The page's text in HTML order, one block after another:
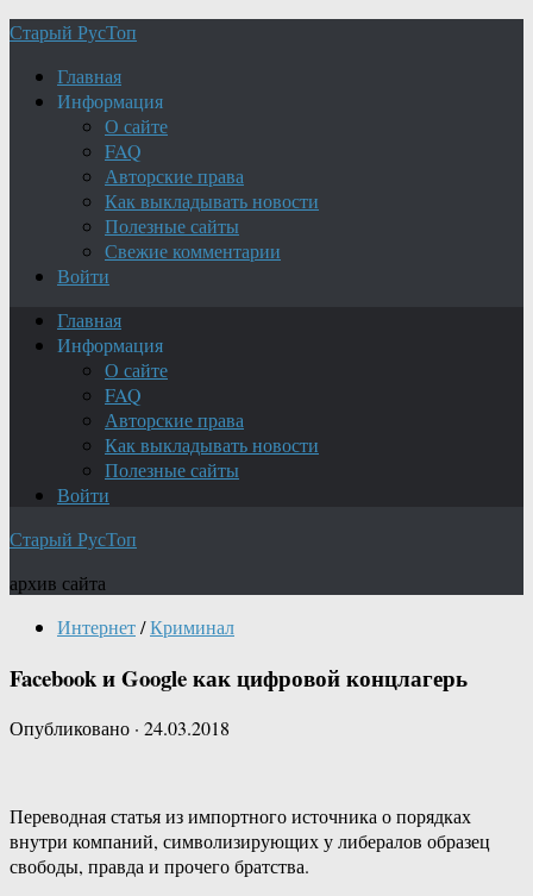
Старый РусТоп
Главная
Информация
О сайте
FAQ
Авторские права
Как выкладывать новости
Полезные сайты
Свежие комментарии
Войти
Главная
Информация
О сайте
FAQ
Авторские права
Как выкладывать новости
Полезные сайты
Войти
Старый РусТоп
архив сайта
Интернет/Криминал
Facebook и Google как цифровой концлагерь
Опубликовано · 24.03.2018
Переводная статья из импортного источника о порядках
внутри компаний, символизирующих у либералов образец
свободы, правда и прочего братства.